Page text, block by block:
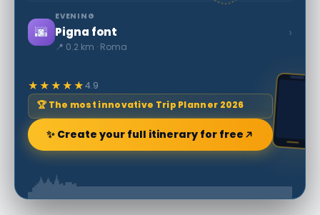
🌆
EVENING
Pigna font
📍 0.2 km · Roma
›
★★★★★4.9
🏆 The most innovative Trip Planner 2026
✨ Create your full itinerary for free